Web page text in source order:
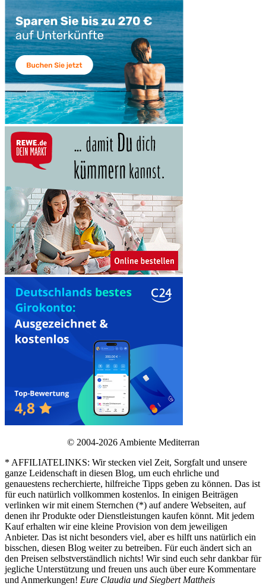
© 2004-2026 Ambiente Mediterran
* AFFILIATELINKS: Wir stecken viel Zeit, Sorgfalt und unsere
ganze Leidenschaft in diesen Blog, um euch ehrliche und
genauestens recherchierte, hilfreiche Tipps geben zu können. Das ist
für euch natürlich vollkommen kostenlos. In einigen Beiträgen
verlinken wir mit einem Sternchen (*) auf andere Webseiten, auf
denen ihr Produkte oder Dienstleistungen kaufen könnt. Mit jedem
Kauf erhalten wir eine kleine Provision von dem jeweiligen
Anbieter. Das ist nicht besonders viel, aber es hilft uns natürlich ein
bisschen, diesen Blog weiter zu betreiben. Für euch ändert sich an
den Preisen selbstverständlich nichts! Wir sind euch sehr dankbar für
jegliche Unterstützung und freuen uns auch über eure Kommentare
und Anmerkungen! Eure Claudia und Siegbert Mattheis